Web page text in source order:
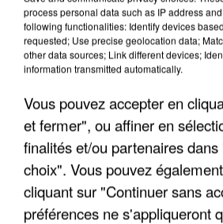
UNE TOURISTE DE L’OISE
COULÉE DE BOUE EN HAUTE-
process personal data such as IP address
following functionalities: Identify devices
requested; Use precise geolocation data;
other data sources; Link different devices;
information transmitted automatically.
Vous pouvez accepter en
et fermer", ou affiner en
finalités et/ou partenaires
choix". Vous pouvez
cliquant sur "Continuer sans
préférences ne s'appliqueront